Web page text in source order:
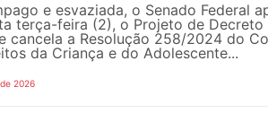
e esvaziada, o Senado Federal
terça-feira (2), o Projeto de Decreto
cancela a Resolução 258/2024 do
da Criança e do Adolescente...
2026